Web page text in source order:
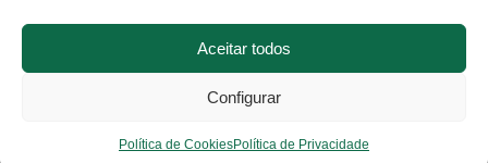
Aceitar todos
Configurar
Política de CookiesPolítica de Privacidade
© 2025 Todos os direitos reservados.